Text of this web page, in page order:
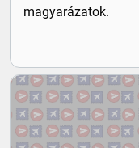
magyarázatok.